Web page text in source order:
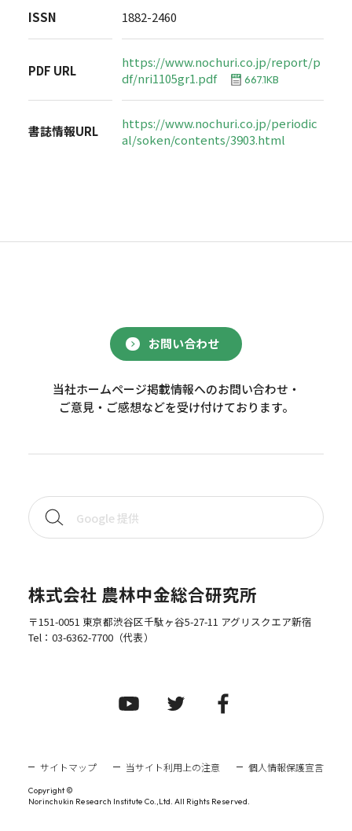
ISSN 1882-2460
PDF URL
https://www.nochuri.co.jp/report/p
df/nri1105gr1.pdf
667.1KB
書誌情報URL
https://www.nochuri.co.jp/periodic
al/soken/contents/3903.html
お問い合わせ
当社ホームページ掲載情報へのお問い合わせ・
ご意見・ご感想などを受け付けております。
株式会社 農林中金総合研究所
〒151-0051 東京都渋谷区千駄ヶ谷5-27-11 アグリスクエア新宿
Tel： 03-6362-7700（代表）
サイトマップ 当サイト利用上の注意 個人情報保護宣言
Copyright ©
Norinchukin Research Institute Co.,Ltd. All Rights Reserved.